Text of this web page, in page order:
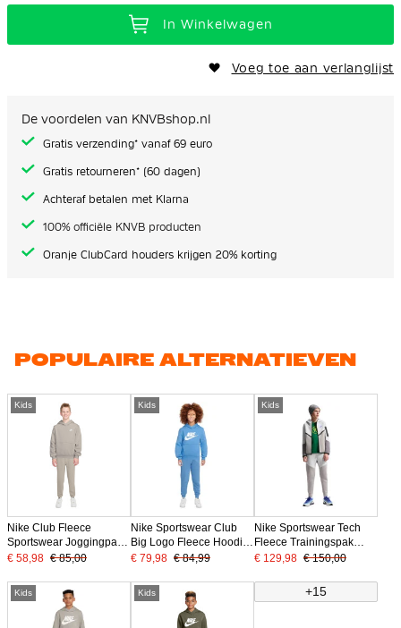
In Winkelwagen
Voeg toe aan verlanglijst
De voordelen van KNVBshop.nl
Gratis verzending* vanaf 69 euro
Gratis retourneren* (60 dagen)
Achteraf betalen met Klarna
100% officiële KNVB producten
Oranje ClubCard houders krijgen 20% korting
POPULAIRE ALTERNATIEVEN
Kids
Nike Club Fleece
Sportswear Joggingpak
Hooded Kids Lichtbruin
€ 58,98 € 85,00
Kids
Nike Sportswear Club
Big Logo Fleece Hoodie
Trainingspak Kids Blauw
€ 79,98 € 84,99
Kids
Nike Sportswear Tech
Fleece Trainingspak
Kids Lichtgrijs Grijs
€ 129,98 € 150,00
Kids Kids +15